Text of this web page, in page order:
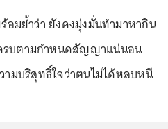
มย้ำว่า ยังคงมุ่งมั่นทำมาหากิน
รบตามกำหนดสัญญาแน่นอน
มบริสุทธิ์ใจว่าตนไม่ได้หลบหนี